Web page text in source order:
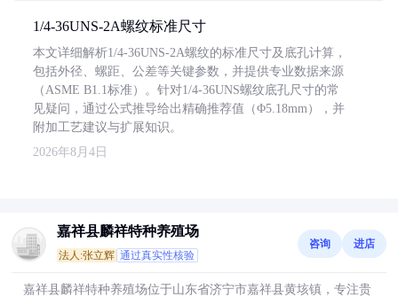
1/4-36UNS-2A螺纹标准尺寸
本文详细解析1/4-36UNS-2A螺纹的标准尺寸及底孔计算，
包括外径、螺距、公差等关键参数，并提供专业数据来源
（ASME B1.1标准）。针对1/4-36UNS螺纹底孔尺寸的常
见疑问，通过公式推导给出精确推荐值（Φ5.18mm），并
附加工艺建议与扩展知识。
2026年8月4日
嘉祥县麟祥特种养殖场
法人:张立辉 通过真实性核验
咨询 进店
嘉祥县麟祥特种养殖场位于山东省济宁市嘉祥县黄垓镇，专注贵